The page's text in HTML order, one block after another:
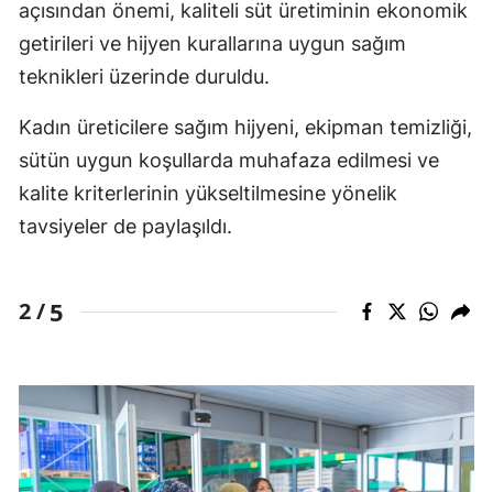
açısından önemi, kaliteli süt üretiminin ekonomik
getirileri ve hijyen kurallarına uygun sağım
teknikleri üzerinde duruldu.
Kadın üreticilere sağım hijyeni, ekipman temizliği,
sütün uygun koşullarda muhafaza edilmesi ve
kalite kriterlerinin yükseltilmesine yönelik
tavsiyeler de paylaşıldı.
2 /5